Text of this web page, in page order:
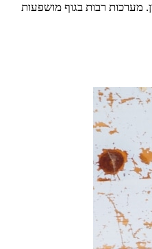
מערכות רבות בגוף מושפעות